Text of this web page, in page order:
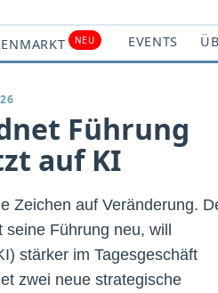
NEU EVENTS
Führung
auf KI
Zeichen auf Veränderung.
seine Führung neu, will
stärker im Tagesgeschäft
zwei neue strategische